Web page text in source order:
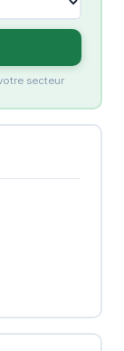
secteur